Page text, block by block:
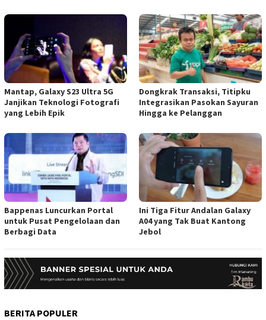
Mantap, Galaxy S23 Ultra 5G
Janjikan Teknologi Fotografi
yang Lebih Epik
Dongkrak Transaksi, Titipku
Integrasikan Pasokan Sayuran
Hingga ke Pelanggan
Bappenas Luncurkan Portal
untuk Pusat Pengelolaan dan
Berbagi Data
Ini Tiga Fitur Andalan Galaxy
A04 yang Tak Buat Kantong
Jebol
BERITA POPULER